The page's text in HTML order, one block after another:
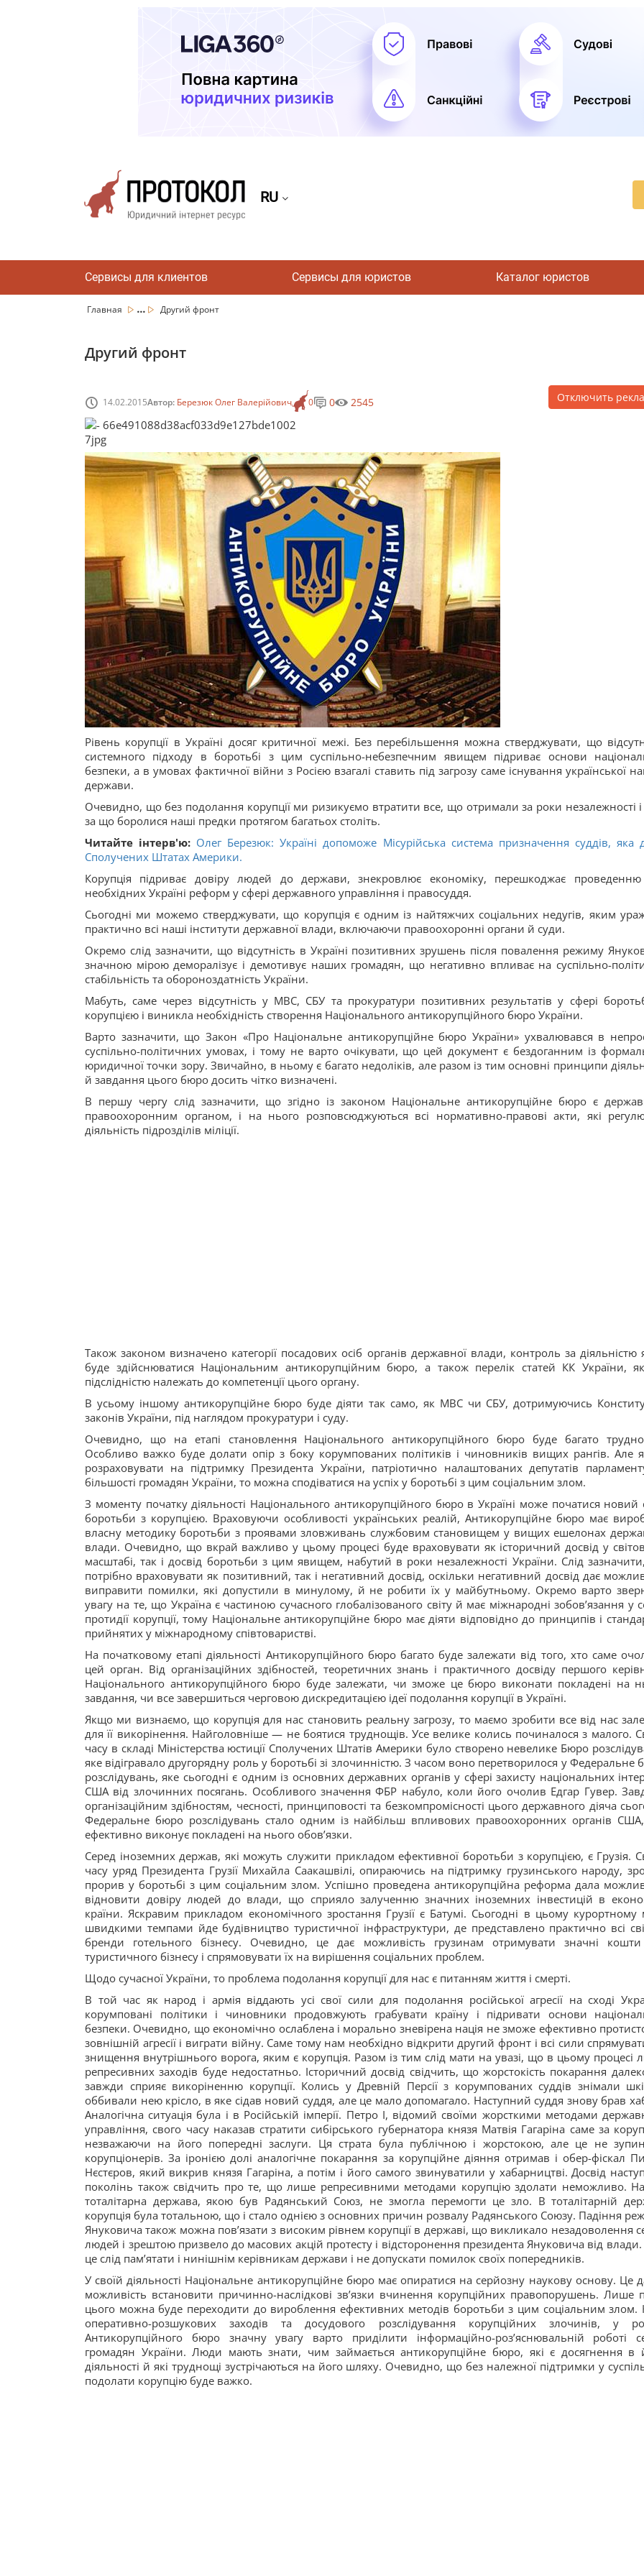
RU
Сервисы для клиентов Сервисы для юристов Каталог юристов
Главная ... Другий фронт
Другий фронт
14.02.2015Автор: Березюк Олег Валерійович 0 0 2545 Отключить
Рівень корупції в Україні досяг критичної межі. Без перебільшення можна стверджувати, що
системного підходу в боротьбі з цим суспільно-небезпечним явищем підриває основи
безпеки, а в умовах фактичної війни з Росією взагалі ставить під загрозу саме існування української
держави.
Очевидно, що без подолання корупції ми ризикуємо втратити все, що отримали за роки незалежності і
за що боролися наші предки протягом багатьох століть.
Читайте інтерв'ю: Олег Березюк: Україні допоможе Місурійська система призначення суддів, яка
Сполучених Штатах Америки.
Корупція підриває довіру людей до держави, знекровлює економіку, перешкоджає
необхідних Україні реформ у сфері державного управління і правосуддя.
Сьогодні ми можемо стверджувати, що корупція є одним із найтяжчих соціальних недугів, яким
практично всі наші інститути державної влади, включаючи правоохоронні органи й суди.
Окремо слід зазначити, що відсутність в Україні позитивних зрушень після повалення режиму
значною мірою деморалізує і демотивує наших громадян, що негативно впливає на суспільно-
стабільність та обороноздатність України.
Мабуть, саме через відсутність у МВС, СБУ та прокуратури позитивних результатів у сфері
корупцією і виникла необхідність створення Національного антикорупційного бюро України.
Варто зазначити, що Закон «Про Національне антикорупційне бюро України» ухвалювався в
суспільно-політичних умовах, і тому не варто очікувати, що цей документ є бездоганним із
юридичної точки зору. Звичайно, в ньому є багато недоліків, але разом із тим основні принципи
й завдання цього бюро досить чітко визначені.
В першу чергу слід зазначити, що згідно із законом Національне антикорупційне бюро є
правоохоронним органом, і на нього розповсюджуються всі нормативно-правові акти, які
діяльність підрозділів міліції.
Також законом визначено категорії посадових осіб органів державної влади, контроль за діяльністю
буде здійснюватися Національним антикорупційним бюро, а також перелік статей КК України,
підслідністю належать до компетенції цього органу.
В усьому іншому антикорупційне бюро буде діяти так само, як МВС чи СБУ, дотримуючись
законів України, під наглядом прокуратури і суду.
Очевидно, що на етапі становлення Національного антикорупційного бюро буде багато
Особливо важко буде долати опір з боку корумпованих політиків і чиновників вищих рангів. Але
розраховувати на підтримку Президента України, патріотично налаштованих депутатів
більшості громадян України, то можна сподіватися на успіх у боротьбі з цим соціальним злом.
З моменту початку діяльності Національного антикорупційного бюро в Україні може початися новий
боротьби з корупцією. Враховуючи особливості українських реалій, Антикорупційне бюро має
власну методику боротьби з проявами зловживань службовим становищем у вищих ешелонах
влади. Очевидно, що вкрай важливо у цьому процесі буде враховувати як історичний досвід у
масштабі, так і досвід боротьби з цим явищем, набутий в роки незалежності України. Слід
потрібно враховувати як позитивний, так і негативний досвід, оскільки негативний досвід дає
виправити помилки, які допустили в минулому, й не робити їх у майбутньому. Окремо варто
увагу на те, що Україна є частиною сучасного глобалізованого світу й має міжнародні зобов’язання у
протидії корупції, тому Національне антикорупційне бюро має діяти відповідно до принципів і
прийнятих у міжнародному співтоваристві.
На початковому етапі діяльності Антикорупційного бюро багато буде залежати від того, хто саме
цей орган. Від організаційних здібностей, теоретичних знань і практичного досвіду першого
Національного антикорупційного бюро буде залежати, чи зможе це бюро виконати покладені на
завдання, чи все завершиться черговою дискредитацією ідеї подолання корупції в Україні.
Якщо ми визнаємо, що корупція для нас становить реальну загрозу, то маємо зробити все від нас
для її викорінення. Найголовніше — не боятися труднощів. Усе велике колись починалося з малого.
часу в складі Міністерства юстиції Сполучених Штатів Америки було створено невелике Бюро
яке відігравало другорядну роль у боротьбі зі злочинністю. З часом воно перетворилося у Федеральне
розслідувань, яке сьогодні є одним із основних державних органів у сфері захисту національних
США від злочинних посягань. Особливого значення ФБР набуло, коли його очолив Едгар Гувер.
організаційним здібностям, чесності, принциповості та безкомпромісності цього державного діяча
Федеральне бюро розслідувань стало одним із найбільш впливових правоохоронних органів
ефективно виконує покладені на нього обов’язки.
Серед іноземних держав, які можуть служити прикладом ефективної боротьби з корупцією, є Грузія.
часу уряд Президента Грузії Михайла Саакашвілі, опираючись на підтримку грузинського народу,
прорив у боротьбі з цим соціальним злом. Успішно проведена антикорупційна реформа дала
відновити довіру людей до влади, що сприяло залученню значних іноземних інвестицій в
країни. Яскравим прикладом економічного зростання Грузії є Батумі. Сьогодні в цьому курортному
швидкими темпами йде будівництво туристичної інфраструктури, де представлено практично всі
бренди готельного бізнесу. Очевидно, це дає можливість грузинам отримувати значні
туристичного бізнесу і спрямовувати їх на вирішення соціальних проблем.
Щодо сучасної України, то проблема подолання корупції для нас є питанням життя і смерті.
В той час як народ і армія віддають усі свої сили для подолання російської агресії на сході
корумповані політики і чиновники продовжують грабувати країну і підривати основи
безпеки. Очевидно, що економічно ослаблена і морально зневірена нація не зможе ефективно
зовнішній агресії і виграти війну. Саме тому нам необхідно відкрити другий фронт і всі сили
знищення внутрішнього ворога, яким є корупція. Разом із тим слід мати на увазі, що в цьому процесі
репресивних заходів буде недостатньо. Історичний досвід свідчить, що жорстокість покарання
завжди сприяє викоріненню корупції. Колись у Древній Персії з корумпованих суддів знімали
оббивали нею крісло, в яке сідав новий суддя, але це мало допомагало. Наступний суддя знову брав
Аналогічна ситуація була і в Російській імперії. Петро І, відомий своїми жорсткими методами
управління, свого часу наказав стратити сибірського губернатора князя Матвія Гагаріна саме за
незважаючи на його попередні заслуги. Ця страта була публічною і жорстокою, але це не
корупціонерів. За іронією долі аналогічне покарання за корупційне діяння отримав і обер-фіскал
Нєстєров, який викрив князя Гагаріна, а потім і його самого звинуватили у хабарництві. Досвід
поколінь також свідчить про те, що лише репресивними методами корупцію здолати неможливо.
тоталітарна держава, якою був Радянський Союз, не змогла перемогти це зло. В тоталітарній
корупція була тотальною, що і стало однією з основних причин розвалу Радянського Союзу. Падіння
Януковича також можна пов’язати з високим рівнем корупції в державі, що викликало незадоволення
людей і зрештою призвело до масових акцій протесту і відсторонення президента Януковича від
це слід пам’ятати і нинішнім керівникам держави і не допускати помилок своїх попередників.
У своїй діяльності Національне антикорупційне бюро має опиратися на серйозну наукову основу. Це
можливість встановити причинно-наслідкові зв’язки вчинення корупційних правопорушень. Лише
цього можна буде переходити до вироблення ефективних методів боротьби з цим соціальним злом.
оперативно-розшукових заходів та досудового розслідування корупційних злочинів, у
Антикорупційного бюро значну увагу варто приділити інформаційно-роз’яснювальній роботі
громадян України. Люди мають знати, чим займається антикорупційне бюро, які є досягнення в
діяльності й які труднощі зустрічаються на його шляху. Очевидно, що без належної підтримки у
подолати корупцію буде важко.